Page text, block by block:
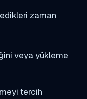
zaman
veya yükleme
tercih